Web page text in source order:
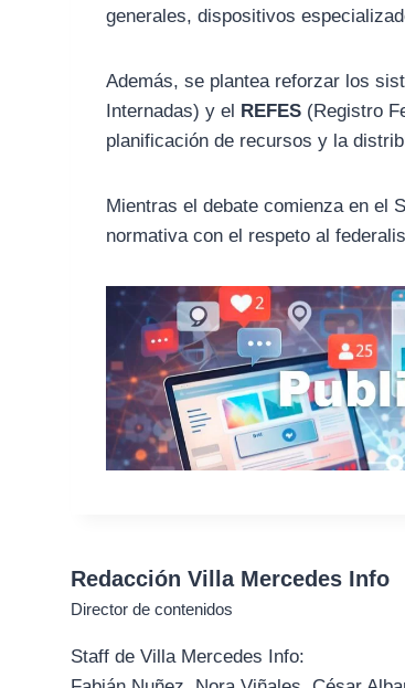
generales, dispositivos
Además, se plantea reforzar los
Internadas) y el REFES (Registro
planificación de recursos y la
Mientras el debate comienza en el
normativa con el respeto al
Redacción Villa Mercedes Info
Director de contenidos
Staff de Villa Mercedes Info: